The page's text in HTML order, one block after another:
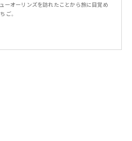
ーオーリンズを訪れたことから旅に目覚め
ご。